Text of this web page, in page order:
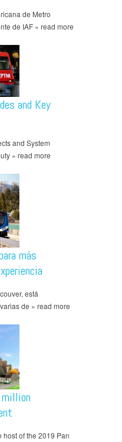
de Metro
de IAF » read more
and Key
and System
» read more
más
está
de » read more
host of the 2019 Pan